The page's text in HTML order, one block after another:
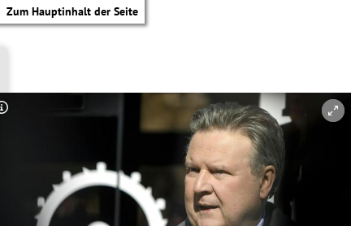
Zum Hauptinhalt der Seite
Copyright-Hinweis öffnen/schließen